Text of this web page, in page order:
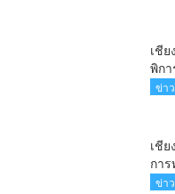
เชี
พิก
ทบ
ข่า
เชี
กา
ล้า
ข่า